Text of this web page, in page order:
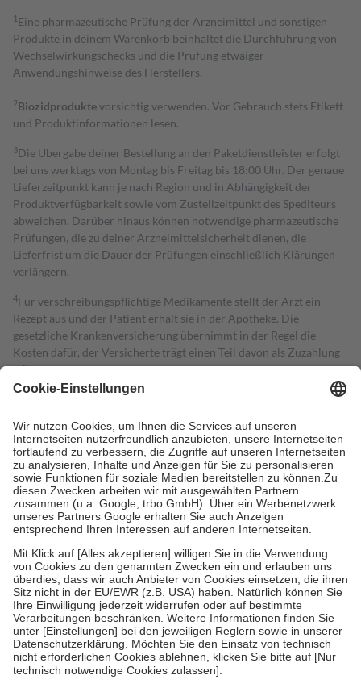
1 Eine pharmazeutische Prüfung der Arzneimittel und sonstigen
Produkte in deinem Warenkorb beinhaltet die Durchführung von
Wechselwirkungschecks und die Prüfung etwaiger
Anwendungshinweise des Herstellers.
2Biozidproduktevorsichtig verwenden. Vor Gebrauch stets Etikett
und Produktinformationen lesen.
3Die Übergabe deiner Bestellung an den Paketdienstleister erfolgt
bei uns werktags von Montag bis Freitag bis 18:00 Uhr. Der genaue
Lieferzeitpunkt kann je nach Region und in Abhängigkeit der
Produktverfügbarkeit sowie vom Zustellzeitpunkt des Spediteurs
abweichen. Darüber hinaus können notwendige pharmazeutische
Prüfungen, die zu deiner Arzneimittelsicherheit dienen, die
Lieferfrist um die Dauer der Prüfungen einschließlich Klärungen
verlängern.
4Für verschreibungspflichtige Medikamente stellt der Arzt ein
Rezept aus und der Patient erhält sie in der Apotheke. Die
gesetzliche Krankenversicherung übernimmt in der Regel die
Kosten dafür, der Versicherte trägt einen Teil davon als Zuzahlung
mit.
Grundsätzlich leisten Mitglieder Zuzahlungen in Höhe von zehn
höchstens zehn Euro.
Es sind jedoch nie mehr als die tatsächlichen
Kosten der Leistung zu entrichten.
Diese Regeln gelten grundsätzlich auch für Online-Apotheken.
Bei Heilmitteln und häuslicher Krankenpflege beträgt die
Zuzahlung zehn Prozent der Kosten sowie zehn Euro je
Verordnung.
Um das Engagement der Versicherten für ihre eigene Gesundheit zu
stärken und die besondere Stellung der Familie zu unterstützen,
fallenkeine Zuzahlungenan bei:
• Kindern und Jugendlichen bis zum vollendeten 18. Lebensjahr
mit Ausnahme der Fahrkosten
• Untersuchungen zur Vorsorge und Früherkennung, die von der
GKV getragen werden
• empfohlenen Schutzimpfungen
• Harn- und Blutteststreifen